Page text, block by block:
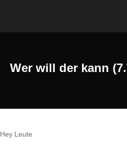
Wer will der kann
Hey Leute